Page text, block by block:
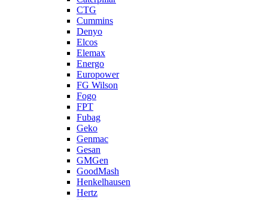
CTG
Cummins
Denyo
Elcos
Elemax
Energo
Europower
FG Wilson
Fogo
FPT
Fubag
Geko
Genmac
Gesan
GMGen
GoodMash
Henkelhausen
Hertz